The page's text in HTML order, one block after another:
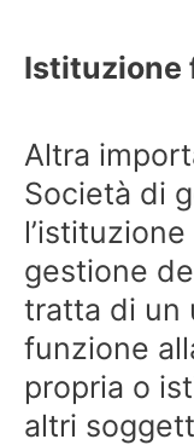
Istituzione
Altra
Società di
gestione
tratta di un
funzione
propria o
altri